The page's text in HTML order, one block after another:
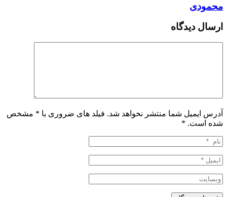
محمودی
ارسال دیدگاه
آدرس ایمیل شما منتشر نخواهد شد. فیلد های ضروری با * مشخص
شده است. *